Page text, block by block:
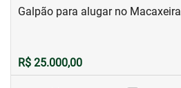
Galpão para alugar no Macaxeira
R$ 25.000,00